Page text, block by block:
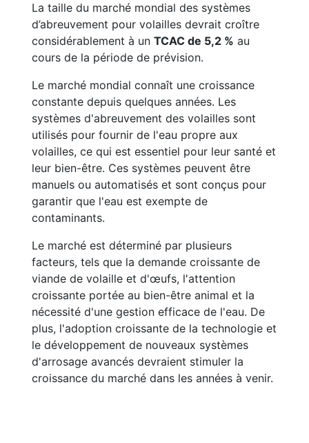
La taille du marché mondial des systèmes
d’abreuvement pour volailles devrait croître
considérablement à un TCAC de 5,2 % au
cours de la période de prévision.
Le marché mondial connaît une croissance
constante depuis quelques années. Les
systèmes d'abreuvement des volailles sont
utilisés pour fournir de l'eau propre aux
volailles, ce qui est essentiel pour leur santé et
leur bien-être. Ces systèmes peuvent être
manuels ou automatisés et sont conçus pour
garantir que l'eau est exempte de
contaminants.
Le marché est déterminé par plusieurs
facteurs, tels que la demande croissante de
viande de volaille et d'œufs, l'attention
croissante portée au bien-être animal et la
nécessité d'une gestion efficace de l'eau. De
plus, l'adoption croissante de la technologie et
le développement de nouveaux systèmes
d'arrosage avancés devraient stimuler la
croissance du marché dans les années à venir.